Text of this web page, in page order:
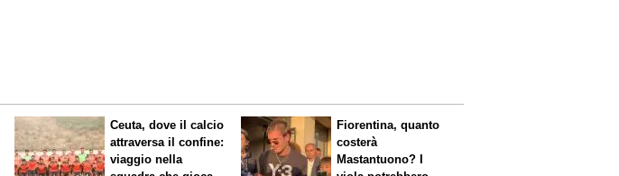
Ceuta, dove il calcio
attraversa il confine:
viaggio nella
Fiorentina, quanto
costerà
Mastantuono? I